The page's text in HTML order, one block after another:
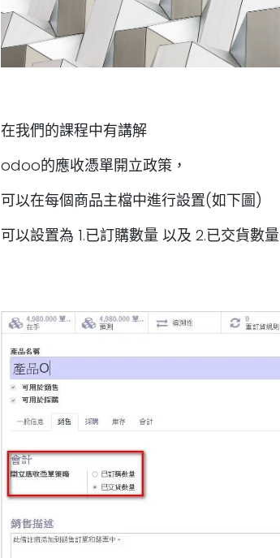
在我們的課程中有講解
odoo的應收憑單開立政策，
可以在每個商品主檔中進行設置(如下圖)
可以設置為 1.已訂購數量 以及 2.已交貨數量